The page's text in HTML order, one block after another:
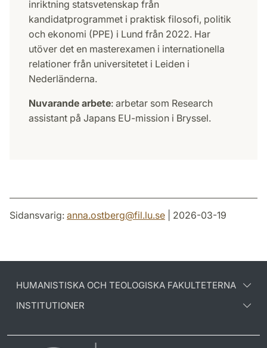
inriktning statsvetenskap från
kandidatprogrammet i praktisk filosofi, politik
och ekonomi (PPE) i Lund från 2022. Har
utöver det en masterexamen i internationella
relationer från universitetet i Leiden i
Nederländerna.
Nuvarande arbete: arbetar som Research
assistant på Japans EU-mission i Bryssel.
Sidansvarig: anna.ostberg@fil.lu.se | 2026-03-19
HUMANISTISKA OCH TEOLOGISKA FAKULTETERNA
INSTITUTIONER